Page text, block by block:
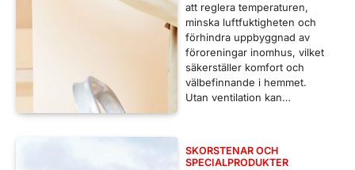
att reglera temperaturen,
minska luftfuktigheten och
förhindra uppbyggnad av
föroreningar inomhus, vilket
säkerställer komfort och
välbefinnande i hemmet.
Utan ventilation kan…
SKORSTENAR OCH
SPECIALPRODUKTER